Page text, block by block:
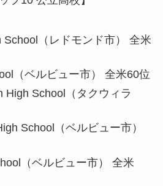
School（レドモンド市） 全米
（ベルビュー市） 全米60位
High School（タクウィラ
School（ベルビュー市）
（ベルビュー市） 全米